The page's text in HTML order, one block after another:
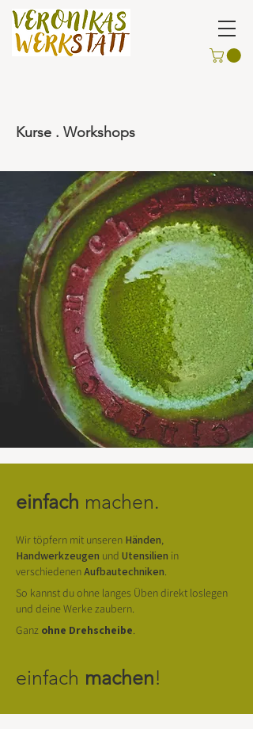
Kurse . Workshops
einfach machen.
Wir töpfern mit unseren Händen,
Handwerkzeugen und Utensilien in
verschiedenenAufbautechniken.
So kannst du ohne langes Üben direkt loslegen
und deine Werke zaubern.
Ganz ohne Drehscheibe.
einfach machen!